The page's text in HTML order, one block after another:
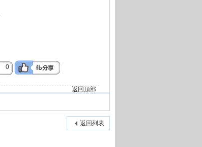
0
返回頂部
返回列表